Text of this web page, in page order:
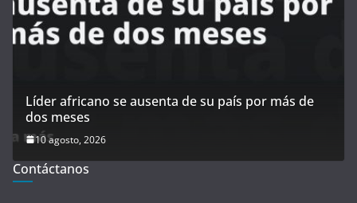
Líder africano se ausenta de su país por más de
dos meses
10 agosto, 2026
Contáctanos